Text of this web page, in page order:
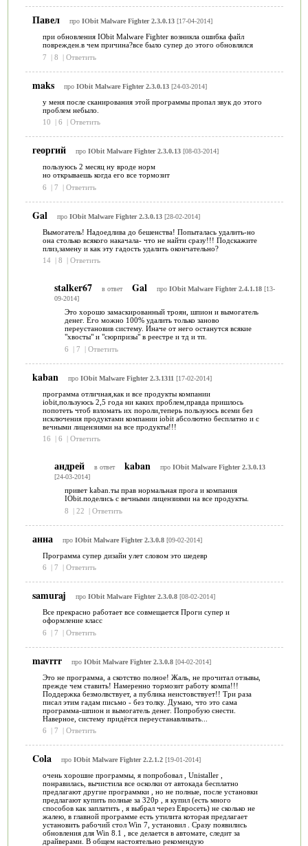
Павел про IObit Malware Fighter 2.3.0.13[17-04-2014]
при обновления IObit Malware Fighter возникла ошибка файл
поврежден.в чем причина?все было супер до этого обновлялся
7
| 8 | Ответить
maks про IObit Malware Fighter 2.3.0.13[24-03-2014]
у меня после сканирования этой программы пропал звук до этого
проблем небыло.
10
| 6 | Ответить
георгий про IObit Malware Fighter 2.3.0.13[08-03-2014]
пользуюсь 2 месяц ну вроде норм
но открываешь когда его все тормозит
6
| 7 | Ответить
Gal про IObit Malware Fighter 2.3.0.13[28-02-2014]
Вымогатель! Надоедлива до бешенства! Попыталась удалить-но
она столько всякого накачала- что не найти сразу!!! Подскажите
плиз,замену и как эту гадость удалить окончательно?
14 | 8 | Ответить
stalker67 в ответ Gal про IObit Malware Fighter 2.4.1.18[13-
09-2014]
Это хорошо замаскированный троян, шпион и вымогатель
денег. Его можно 100% удалить только заново
переустановив систему. Иначе от него останутся всякие
"хвосты" и "сюрпризы" в реестре и тд и тп.
6
| 7 | Ответить
kaban про IObit Malware Fighter 2.3.1311 [17-02-2014]
программа отличная,как и все продукты компании
iobit,пользуюсь 2,5 года ни каких проблем,правда пришлось
попотеть чтоб взломать их пороли,теперь пользуюсь всеми без
исключения продуктами компании iobit абсолютно бесплатно и с
вечными лицензиями на все продукты!!!
16
| 6 | Ответить
андрей в ответ kaban про IObit Malware Fighter 2.3.0.13
[24-03-2014]
привет kaban.ты прав нормальная прога и компания
IObit.поделись с вечными лицензиями на все продукты.
8
| 22 | Ответить
анна про IObit Malware Fighter 2.3.0.8[09-02-2014]
Программа супер дизайн улет словом это шедевр
6
| 7 | Ответить
samuraj про IObit Malware Fighter 2.3.0.8[08-02-2014]
Все прекрасно работает все совмещается Проги супер и
оформление класс
6
| 7 | Ответить
mavrrr про IObit Malware Fighter 2.3.0.8[04-02-2014]
Это не программа, а скотство полное! Жаль, не прочитал отзывы,
прежде чем ставить! Намеренно тормозит работу компа!!!
Поддержка безмолвствует, а публика неистовствует!! Три раза
писал этим гадам письмо - без толку. Думаю, что это сама
программа-шпион и вымогатель денег. Попробую снести.
Наверное, систему придётся переустанавливать...
6
| 7 | Ответить
Cola про IObit Malware Fighter 2.2.1.2[19-01-2014]
очень хорошие программы, я попробовал , Unistaller ,
понравилась, вычистила все осколки от автокада бесплатно
предлагают другие программки , но не полные, после установки
предлагают купить полные за 320р , я купил (есть много
способов как заплатить , я выбрал через Евросеть) не сколько не
жалею, в главной программе есть утилита которая предлагает
установить рабочий стол Win 7, установил . Сразу появились
обновления для Win 8.1 , все делается в автомате, следит за
драйверами. В общем настоятельно рекомендую